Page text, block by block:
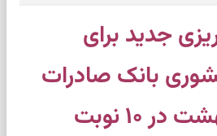
جدید برای
بانک صادرات